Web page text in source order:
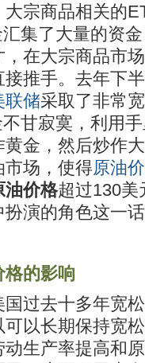
宗商品相关的
集了大量的资
在大宗商品市
推手。去年下
联储采取了非常
甘寂寞，利用
金，然后炒作
市场，使得原油
油价格超过130美
演的角色这一
的影响
国过去十多年宽
以长期保持宽
生产率提高和